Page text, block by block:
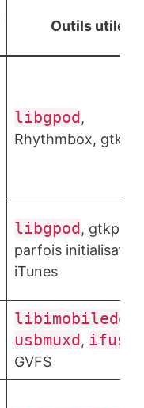
Outils utiles
libgpod,
Rhythmbox,
libgpod, gtkpod,
parfois
iTunes
usbmuxd, ifuse
GVFS